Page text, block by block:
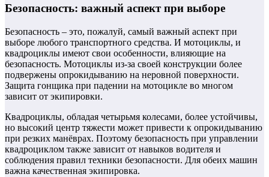
Безопасность: важный аспект при выборе
Безопасность – это, пожалуй, самый важный аспект при
выборе любого транспортного средства. И мотоциклы, и
квадроциклы имеют свои особенности, влияющие на
безопасность. Мотоциклы из-за своей конструкции более
подвержены опрокидыванию на неровной поверхности.
Защита гонщика при падении на мотоцикле во многом
зависит от экипировки.
Квадроциклы, обладая четырьмя колесами, более устойчивы,
но высокий центр тяжести может привести к опрокидыванию
при резких манёврах. Поэтому безопасность при управлении
квадроциклом также зависит от навыков водителя и
соблюдения правил техники безопасности. Для обеих машин
важна качественная экипировка.